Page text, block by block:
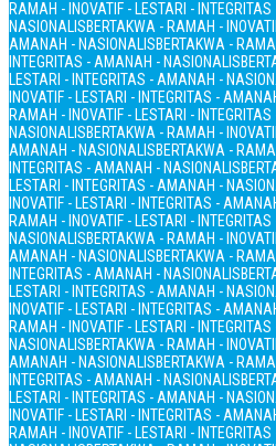
RAMAH - INOVATIF - LESTARI -
NASIONALISBERTAKWA - RAMAH -
AMANAH - NASIONALISBERTAKWA -
INTEGRITAS - AMANAH - NASIONALIS
LESTARI - INTEGRITAS - AMANAH -
INOVATIF - LESTARI - INTEGRITAS -
RAMAH - INOVATIF - LESTARI -
NASIONALISBERTAKWA - RAMAH -
AMANAH - NASIONALISBERTAKWA -
INTEGRITAS - AMANAH - NASIONALIS
LESTARI - INTEGRITAS - AMANAH -
INOVATIF - LESTARI - INTEGRITAS -
RAMAH - INOVATIF - LESTARI -
NASIONALISBERTAKWA - RAMAH -
AMANAH - NASIONALISBERTAKWA -
INTEGRITAS - AMANAH - NASIONALIS
LESTARI - INTEGRITAS - AMANAH -
INOVATIF - LESTARI - INTEGRITAS -
RAMAH - INOVATIF - LESTARI -
NASIONALISBERTAKWA - RAMAH -
AMANAH - NASIONALISBERTAKWA -
INTEGRITAS - AMANAH - NASIONALIS
LESTARI - INTEGRITAS - AMANAH -
INOVATIF - LESTARI - INTEGRITAS -
RAMAH - INOVATIF - LESTARI -